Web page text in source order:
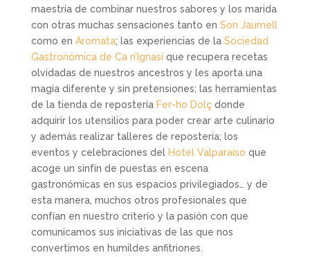
maestría de combinar nuestros sabores y los marida
con otras muchas sensaciones tanto en Son Jaumell
como en Aromata; las experiencias de la Sociedad
Gastronómica de Ca n’Ignasi que recupera recetas
olvidadas de nuestros ancestros y les aporta una
magia diferente y sin pretensiones; las herramientas
de la tienda de repostería Fer-ho Dolçdonde
adquirir los utensilios para poder crear arte culinario
y además realizar talleres de repostería; los
eventos y celebraciones del Hotel Valparaíso que
acoge un sinfín de puestas en escena
gastronómicas en sus espacios privilegiados… y de
esta manera, muchos otros profesionales que
confían en nuestro criterio y la pasión con que
comunicamos sus iniciativas de las que nos
convertimos en humildes anfitriones.